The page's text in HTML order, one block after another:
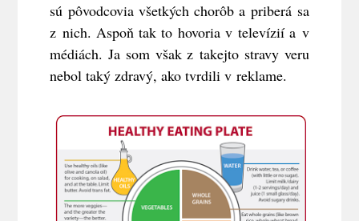
sú pôvodcovia všetkých chorôb a priberá sa
z nich. Aspoň tak to hovoria v televízií a v
médiách. Ja som však z takejto stravy veru
nebol taký zdravý, ako tvrdili v reklame.